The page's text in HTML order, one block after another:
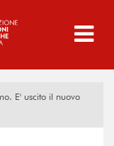
E' uscito il nuovo